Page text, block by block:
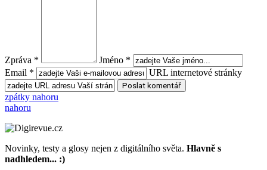
Zpráva *
Jméno *
Email *
URL internetové stránky
zpátky nahoru
nahoru
Novinky, testy a glosy nejen z digitálního světa. Hlavně s
nadhledem... :)